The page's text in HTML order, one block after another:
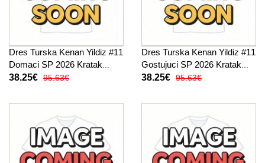
Dres Turska Kenan Yildiz #11
Domaci SP 2026 Kratak
Rukav
38.25€ 95.63€
Dres Turska Kenan Yildiz #11
Gostujuci SP 2026 Kratak
Rukav
38.25€ 95.63€